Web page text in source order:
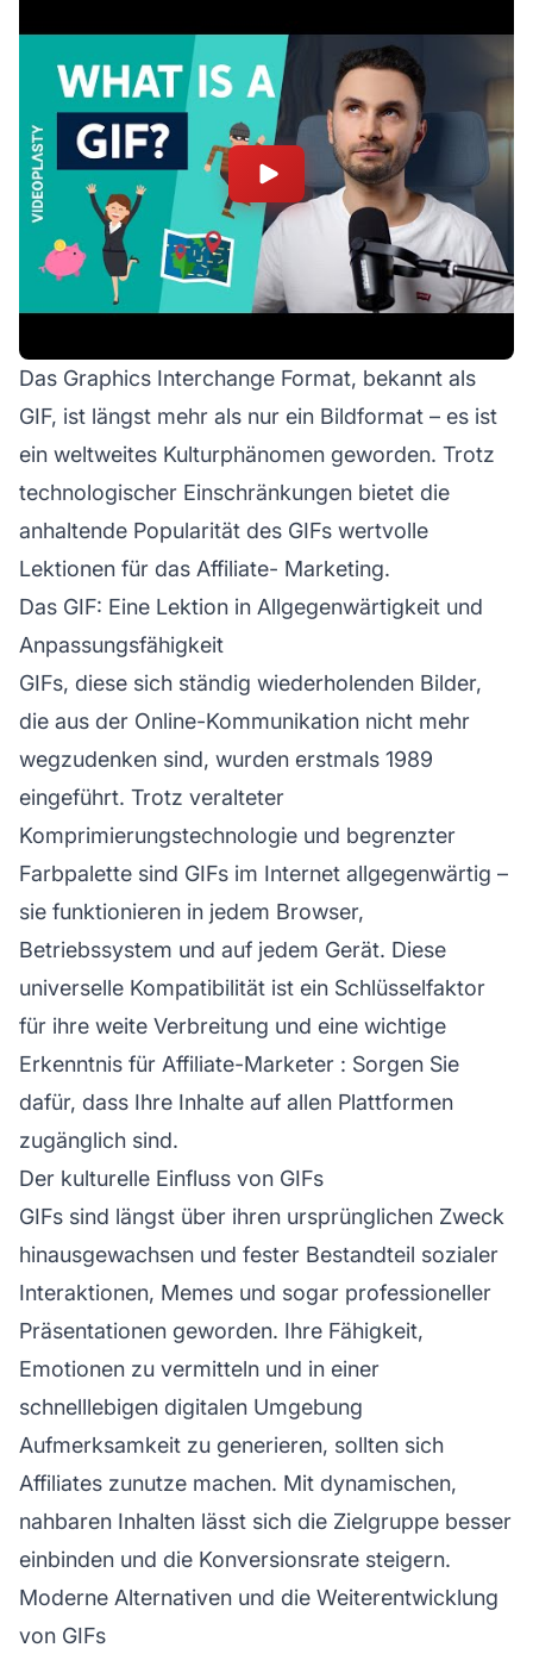
Das Graphics Interchange Format, bekannt als
GIF, ist längst mehr als nur ein Bildformat – es ist
ein weltweites Kulturphänomen geworden. Trotz
technologischer Einschränkungen bietet die
anhaltende Popularität des GIFs wertvolle
Lektionen für das Affiliate- Marketing.
Das GIF: Eine Lektion in Allgegenwärtigkeit und
Anpassungsfähigkeit
GIFs, diese sich ständig wiederholenden Bilder,
die aus der Online-Kommunikation nicht mehr
wegzudenken sind, wurden erstmals 1989
eingeführt. Trotz veralteter
Komprimierungstechnologie und begrenzter
Farbpalette sind GIFs im Internet allgegenwärtig –
sie funktionieren in jedem Browser,
Betriebssystem und auf jedem Gerät. Diese
universelle Kompatibilität ist ein Schlüsselfaktor
für ihre weite Verbreitung und eine wichtige
Erkenntnis für Affiliate-Marketer : Sorgen Sie
dafür, dass Ihre Inhalte auf allen Plattformen
zugänglich sind.
Der kulturelle Einfluss von GIFs
GIFs sind längst über ihren ursprünglichen Zweck
hinausgewachsen und fester Bestandteil sozialer
Interaktionen, Memes und sogar professioneller
Präsentationen geworden. Ihre Fähigkeit,
Emotionen zu vermitteln und in einer
schnelllebigen digitalen Umgebung
Aufmerksamkeit zu generieren, sollten sich
Affiliates zunutze machen. Mit dynamischen,
nahbaren Inhalten lässt sich die Zielgruppe besser
einbinden und die Konversionsrate steigern.
Moderne Alternativen und die Weiterentwicklung
von GIFs